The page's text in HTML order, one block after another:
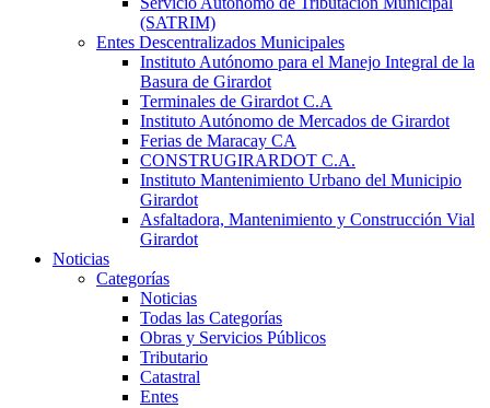
(SATRIM)
Entes Descentralizados Municipales
Instituto Autónomo para el Manejo Integral de la
Basura de Girardot
Terminales de Girardot C.A
Instituto Autónomo de Mercados de Girardot
Ferias de Maracay CA
CONSTRUGIRARDOT C.A.
Instituto Mantenimiento Urbano del Municipio
Girardot
Asfaltadora, Mantenimiento y Construcción Vial
Girardot
Noticias
Categorías
Noticias
Todas las Categorías
Obras y Servicios Públicos
Tributario
Catastral
Entes